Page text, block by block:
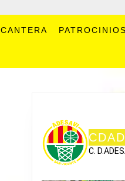
CANTERA PATROCINIOS
C.